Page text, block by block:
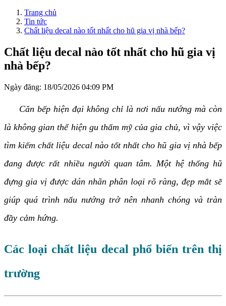
Trang chủ
Tin tức
Chất liệu decal nào tốt nhất cho hũ gia vị nhà bếp?
Chất liệu decal nào tốt nhất cho hũ gia vị
nhà bếp?
Ngày đăng: 18/05/2026 04:09 PM
Căn bếp hiện đại không chỉ là nơi nấu nướng mà còn
là không gian thể hiện gu thẩm mỹ của gia chủ, vì vậy việc
tìm kiếm chất liệu decal nào tốt nhất cho hũ gia vị nhà bếp
đang được rất nhiều người quan tâm. Một hệ thống hũ
đựng gia vị được dán nhãn phân loại rõ ràng, đẹp mắt sẽ
giúp quá trình nấu nướng trở nên nhanh chóng và tràn
đầy cảm hứng.
Các loại chất liệu decal phổ biến trên thị
trường